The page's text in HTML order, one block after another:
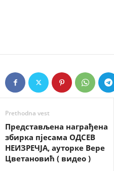
Prethodna vest
Представљена награђена
збирка пјесама ОДСЕВ
НЕИЗРЕЧЈА, ауторке Вере
Цветановић ( видео )